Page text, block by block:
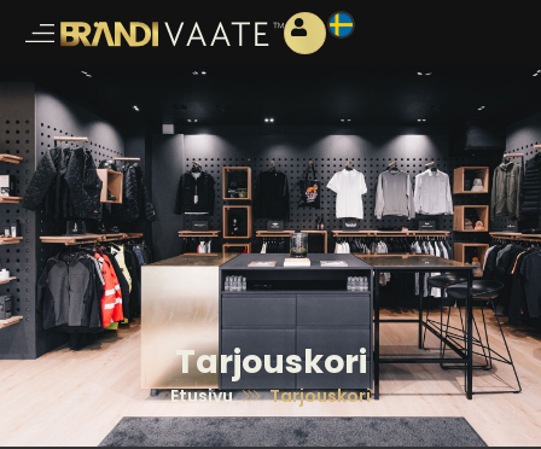
Tarjouskori
Etusivu Tarjouskori